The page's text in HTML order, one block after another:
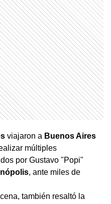
viajaron a Buenos Aires
múltiples
por Gustavo "Popi"
, ante miles de
también resaltó la